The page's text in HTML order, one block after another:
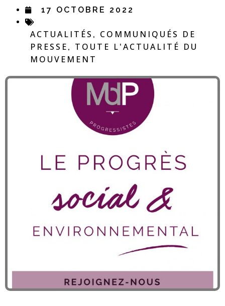
17 OCTOBRE 2022
ACTUALITÉS , COMMUNIQUÉS DE
PRESSE , TOUTE L'ACTUALITÉ DU
MOUVEMENT